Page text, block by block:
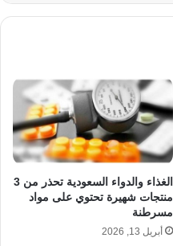
الغذاء والدواء السعودية تحذر من 3
منتجات شهيرة تحتوي على مواد
مسرطنة
أبريل 13, 2026